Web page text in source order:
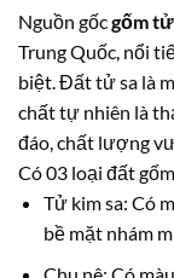
Nguồn gốcgốm
Trung Quốc, nổi
biệt. Đất tử sa là
chất tự nhiên là
đáo, chất lượng
Có 03 loại đất
Tử kim sa: Có
bề mặt nhám